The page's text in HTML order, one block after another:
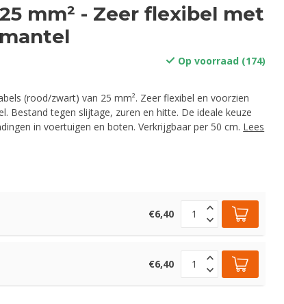
mm² - Zeer flexibel met
Op voorraad (174)
(rood/zwart) van 25 mm². Zeer flexibel en voorzien
Bestand tegen slijtage, zuren en hitte. De ideale keuze
in voertuigen en boten. Verkrijgbaar per 50 cm. Lees
€6,40
€6,40